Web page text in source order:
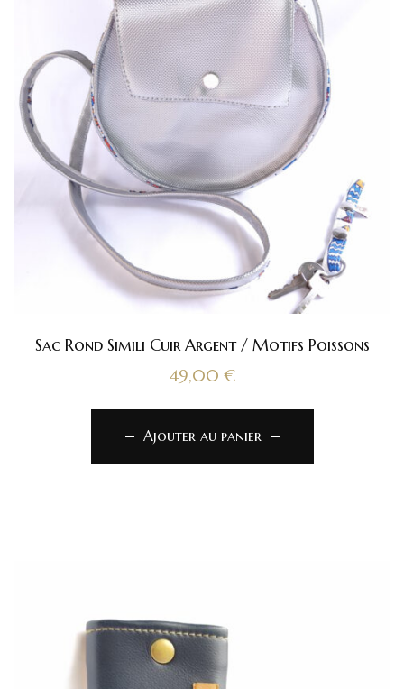
Sac Rond Simili Cuir Argent / Motifs Poissons
49,00 €
Ajouter au panier